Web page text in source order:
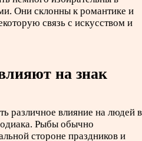
Они склонны к романтике и
связь с искусством и
на знак
различное влияние на людей в
Рыбы обычно
стороне праздников и